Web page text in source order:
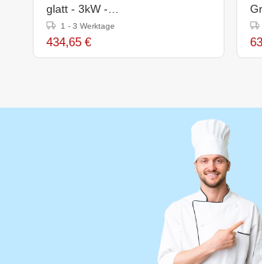
glatt - 3kW -
320x540x(h)290mm
1 - 3 Werktage
434,65 €